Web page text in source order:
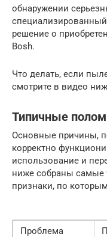
обнаружении
специализированный
решение о
Bosh.
Что делать, если
смотрите в видео
Типичные
Основные причины,
корректно
использование и
ниже собраны самые
признаки, по
Проблема